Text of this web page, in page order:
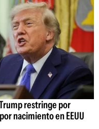
restringe por
nacimiento en EEUU